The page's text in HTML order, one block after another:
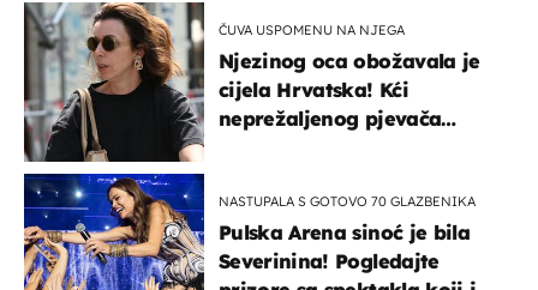
ČUVA USPOMENU NA NJEGA
Njezinog oca obožavala je
cijela Hrvatska! Kći
neprežaljenog pjevača
NASTUPALA S GOTOVO 70 GLAZBENIKA
Pulska Arena sinoć je bila
Severinina! Pogledajte